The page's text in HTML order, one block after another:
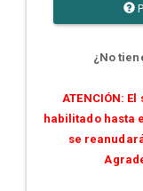
¿No
ATENCIÓN: El
habilitado hasta
se